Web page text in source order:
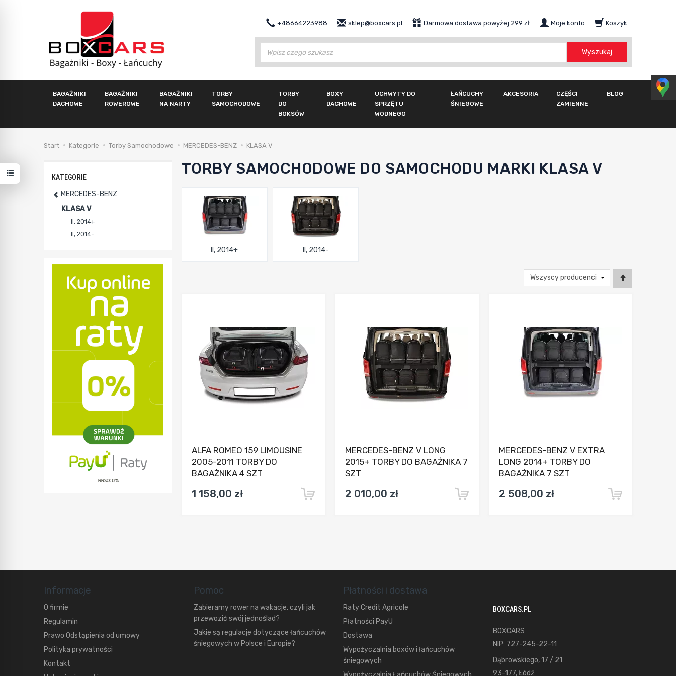
+48664223988 Darmowa dostawa powyżej 299 zł
sklep@boxcars.pl Moje konto Koszyk
Wyszukaj
BAGAŻNIKI
DACHOWE
BAGAŻNIKI
ROWEROWE
BAGAŻNIKI
NA NARTY
TORBY
SAMOCHODOWE
TORBY
DO
BOKSÓW
BOXY
DACHOWE
UCHWYTY DO
SPRZĘTU
WODNEGO
ŁAŃCUCHY
ŚNIEGOWE
AKCESORIA
CZĘŚCI
ZAMIENNE
BLOG
Start Kategorie Torby Samochodowe MERCEDES-BENZ KLASA V
TORBY SAMOCHODOWE DO SAMOCHODU MARKI KLASA V
II, 2014+ II, 2014-
ALFA ROMEO 159 LIMOUSINE
2005-2011 TORBY DO
BAGAŻNIKA 4 SZT
1 158,00 zł
MERCEDES-BENZ V LONG
2015+ TORBY DO BAGAŻNIKA 7
SZT
2 010,00 zł
MERCEDES-BENZ V EXTRA
LONG 2014+ TORBY DO
BAGAŻNIKA 7 SZT
2 508,00 zł
KATEGORIE
MERCEDES-BENZ
KLASA V
II, 2014+
II, 2014-
Informacje
O firmie
Regulamin
Prawo Odstąpienia od umowy
Polityka prywatności
Kontakt
Pomoc
Zabieramy rower na wakacje, czyli jak
przewozić swój jednoślad?
Jakie są regulacje dotyczące łańcuchów
śniegowych w Polsce i Europie?
Płatności i dostawa
Raty Credit Agricole
Płatności PayU
Dostawa
Wypożyczalnia boxów i łańcuchów
śniegowych
BOXCARS.PL
BOXCARS
NIP: 727-245-22-11
Dąbrowskiego, 17 / 21
93-177, Łódź